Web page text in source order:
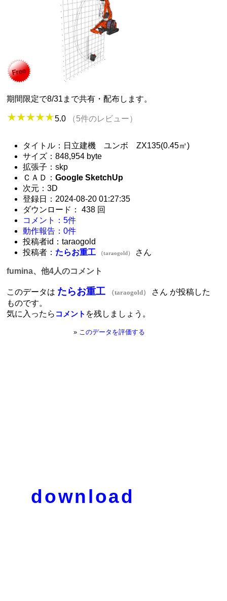
期間限定で8/31まで共有・配布します。
5.0 （5件のレビュー）
タイトル：日立建機 ユンボ ZX135(0.45㎥)
サイズ：848,954 byte
拡張子：skp
ＣＡＤ：Google SketchUp
次元：3D
登録日：2024-08-20 01:27:35
ダウンロード： 438 回
コメント：5件
動作報告：0件
投稿者id：taraogold
投稿者： たらお重工 （taraogold） さん
fumina、他4人のコメント
このデータは たらお重工 （taraogold）
さん が投稿した
ものです。
気に入ったら コメント を残しましょう。
» このデータを評価する
download